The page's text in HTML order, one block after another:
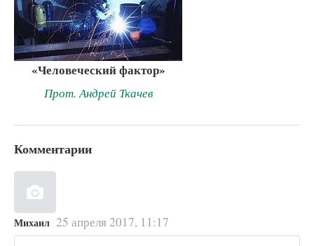
«Человеческий фактор»
Прот. Андрей Ткачев
Комментарии
Михаил 25 апреля 2017, 11:17